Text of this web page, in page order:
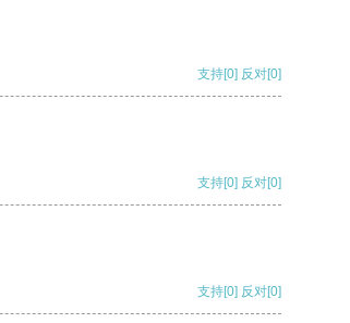
支持[0] 反对[0]
支持[0] 反对[0]
支持[0] 反对[0]